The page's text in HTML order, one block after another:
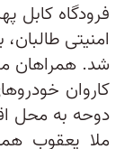
فرودگاه کابل
امنیتی
شد. همراهان
کاروان
دوحه به محل
ملا یعقوب